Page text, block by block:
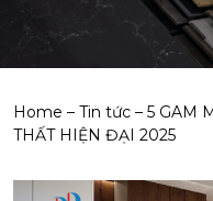
Home – Tin tức – 5 GAM
THẤT HIỆN ĐẠI 2025